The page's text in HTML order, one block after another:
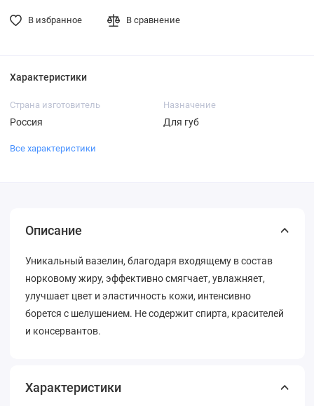
В избранное В сравнение
Характеристики
Страна изготовитель
Россия
Назначение
Для губ
Все характеристики
Описание
Уникальный вазелин, благодаря входящему в состав
норковому жиру, эффективно смягчает, увлажняет,
улучшает цвет и эластичность кожи, интенсивно
борется с шелушением. Не содержит спирта, красителей
и консервантов.
Характеристики